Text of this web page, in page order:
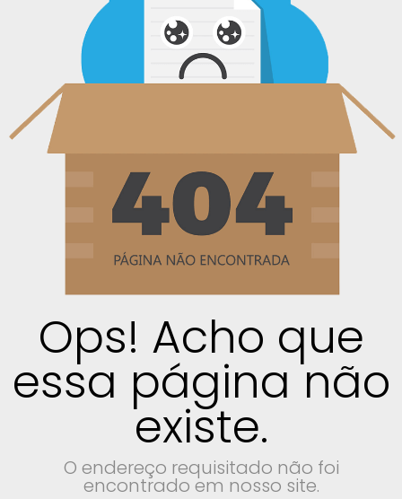
Ops! Acho que
essa página não
existe.
O endereço requisitado não foi
encontrado em nosso site.